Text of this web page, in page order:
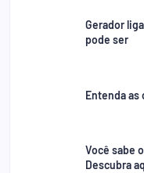
Gerador
pode ser
Entenda as
Você sabe
Descubra